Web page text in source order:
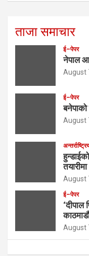
ताजा समाचार
ई–पेपर
नेपाल
August
ई–पेपर
August
तयारीमा
August
ई–पेपर
August